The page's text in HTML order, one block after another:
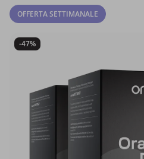
OFFERTA SETTIMANALE
-47%